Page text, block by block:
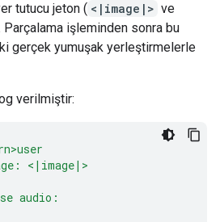
tutucu jeton ( <|image|> ve
Parçalama işleminden sonra bu
gerçek yumuşak yerleştirmelerle
verilmiştir:
<|image|>
audio: